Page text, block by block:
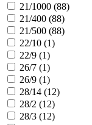
21/1000 (88)
21/400 (88)
21/500 (88)
22/10 (1)
22/9 (1)
26/7 (1)
26/9 (1)
28/14 (12)
28/2 (12)
28/3 (12)